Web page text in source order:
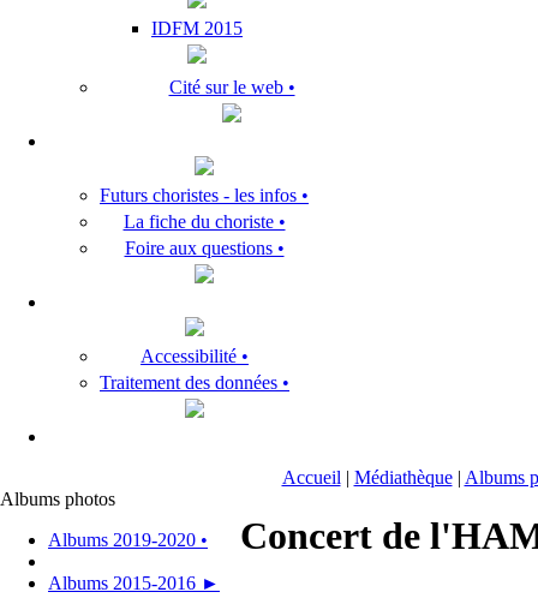
IDFM 2015
Cité sur le web •
Futurs choristes - les infos •
La fiche du choriste •
Foire aux questions •
Accessibilité •
Traitement des données •
Accueil | Médiathèque| Albums
Albums photos
Albums 2019-2020 •
Albums 2015-2016 ►
Concert de